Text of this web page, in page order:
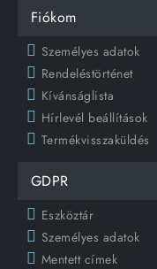
Fiókom
Személyes adatok
Rendeléstörténet
Kívánságlista
Hírlevél beállítások
Termékvisszaküldés
GDPR
Eszköztár
Személyes adatok
Mentett címek